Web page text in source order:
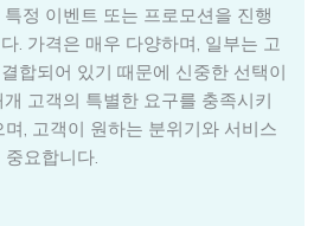
정 이벤트 또는 프로모션을 진행
. 가격은 매우 다양하며, 일부는 고
합되어 있기 때문에 신중한 선택이
고객의 특별한 요구를 충족시키
, 고객이 원하는 분위기와 서비스
요합니다.